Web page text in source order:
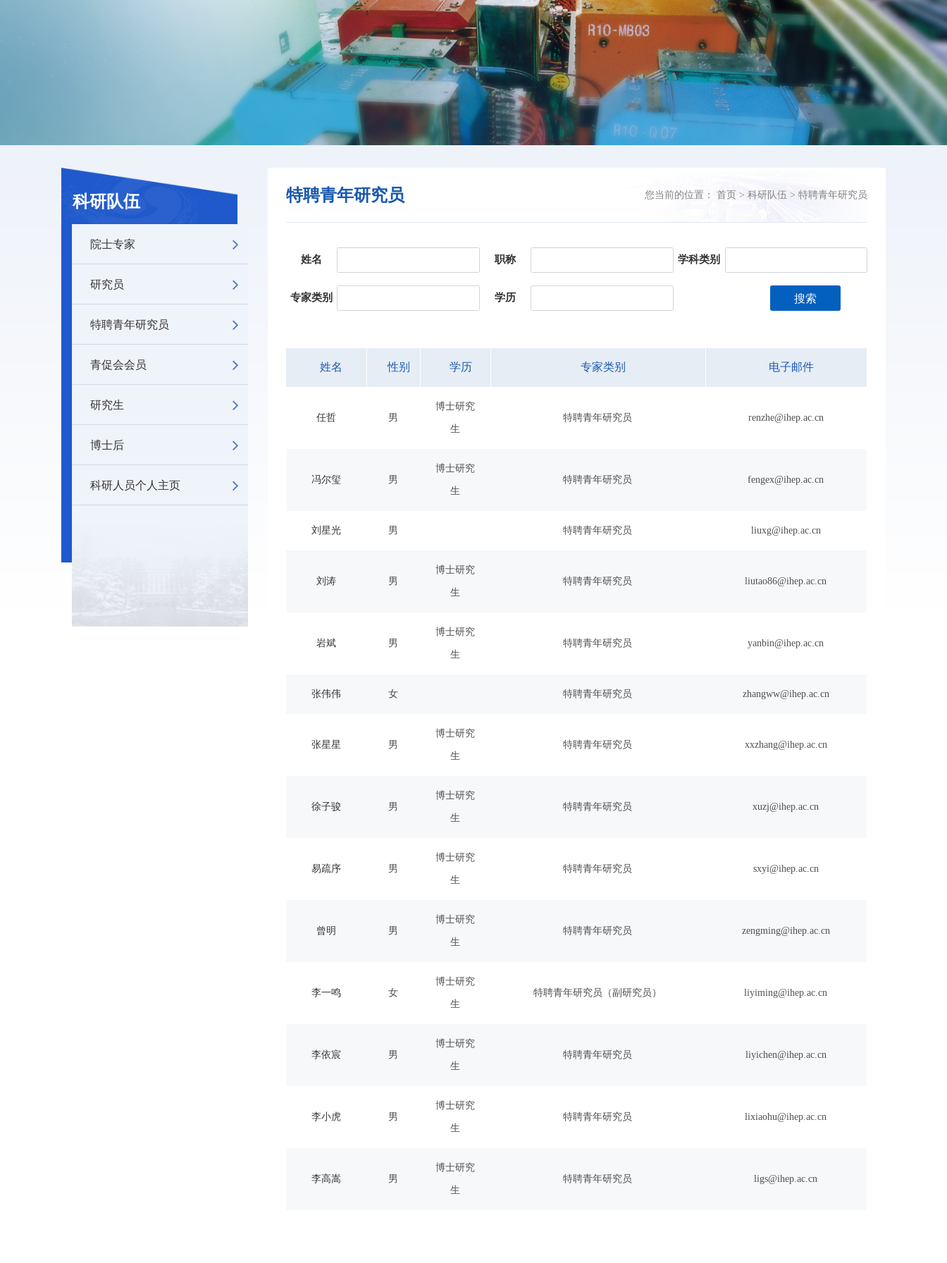
科研队伍
院士专家
研究员
特聘青年研究员
青促会会员
研究生
博士后
科研人员个人主页
特聘青年研究员 您当前的位置： 首页 > 科研队伍 > 特聘青年研究员
姓名 职称 学科类别
专家类别 学历 搜索
姓名 性别 学历 专家类别 电子邮件
任哲 男
博士研究
生
特聘青年研究员 renzhe@ihep.ac.cn
冯尔玺 男
博士研究
生
特聘青年研究员 fengex@ihep.ac.cn
刘星光 男 特聘青年研究员 liuxg@ihep.ac.cn
刘涛 男
博士研究
生
特聘青年研究员 liutao86@ihep.ac.cn
岩斌 男
博士研究
生
特聘青年研究员 yanbin@ihep.ac.cn
张伟伟 女 特聘青年研究员 zhangww@ihep.ac.cn
张星星 男
博士研究
生
特聘青年研究员 xxzhang@ihep.ac.cn
徐子骏 男
博士研究
生
特聘青年研究员 xuzj@ihep.ac.cn
易疏序 男
博士研究
生
特聘青年研究员 sxyi@ihep.ac.cn
曾明 男
博士研究
生
特聘青年研究员 zengming@ihep.ac.cn
李一鸣 女
博士研究
生
特聘青年研究员（副研究员） liyiming@ihep.ac.cn
李依宸 男
博士研究
生
特聘青年研究员 liyichen@ihep.ac.cn
李小虎 男
博士研究
生
特聘青年研究员 lixiaohu@ihep.ac.cn
李高嵩 男
博士研究
生
特聘青年研究员 ligs@ihep.ac.cn